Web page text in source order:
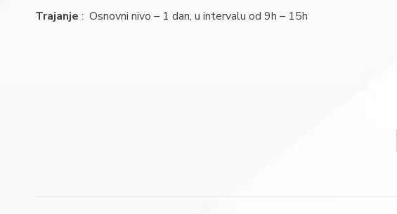
Trajanje : Osnovni nivo – 1 dan, u intervalu od 9h – 15h